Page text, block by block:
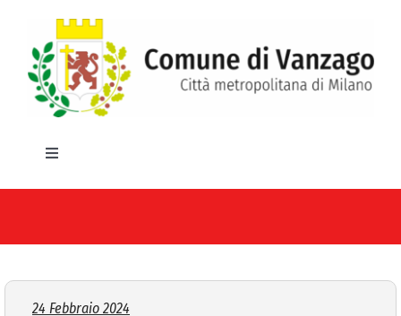
contenuto
Toggle
HOME
IL COMUNE
24 Febbraio 2024